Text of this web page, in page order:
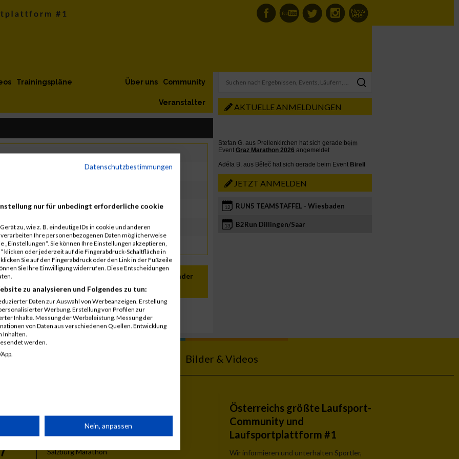
Trainingspläne Community
Über uns
Veranstalter
Lauf, Trail Run
In meinen Kalender
übernehmen
AKTUELLE ANMELDUNGEN
JETZT ANMELDEN
12 RUN5 TEAMSTAFFEL - Wiesbaden
13 B2Run Dillingen/Saar
Bilder & Videos
Vienna City Marathon
Salzburg Marathon
Österreichs größte Laufsport-
Community und
Laufsportplattform #1
Wir informieren und unterhalten Sportler,
Datenschutzbestimmungen
nur für unbedingt erforderliche cookie
zu, wie z. B. eindeutige IDs in cookie und anderen
Ihre personenbezogenen Daten möglicherweise
Sie können Ihre Einstellungen akzeptieren,
klicken oder jederzeit auf die Fingerabdruck-Schaltfläche in
Sie auf den Fingerabdruck oder den Link in der Fußzeile
Sie Ihre Einwilligung widerrufen. Diese Entscheidungen
zu analysieren und Folgendes zu tun:
Daten zur Auswahl von Werbeanzeigen. Erstellung
Werbung. Erstellung von Profilen zur
Inhalte. Messung der Werbeleistung. Messung der
von Daten aus verschiedenen Quellen. Entwicklung
Inhalten.
werden.
Nein, anpassen